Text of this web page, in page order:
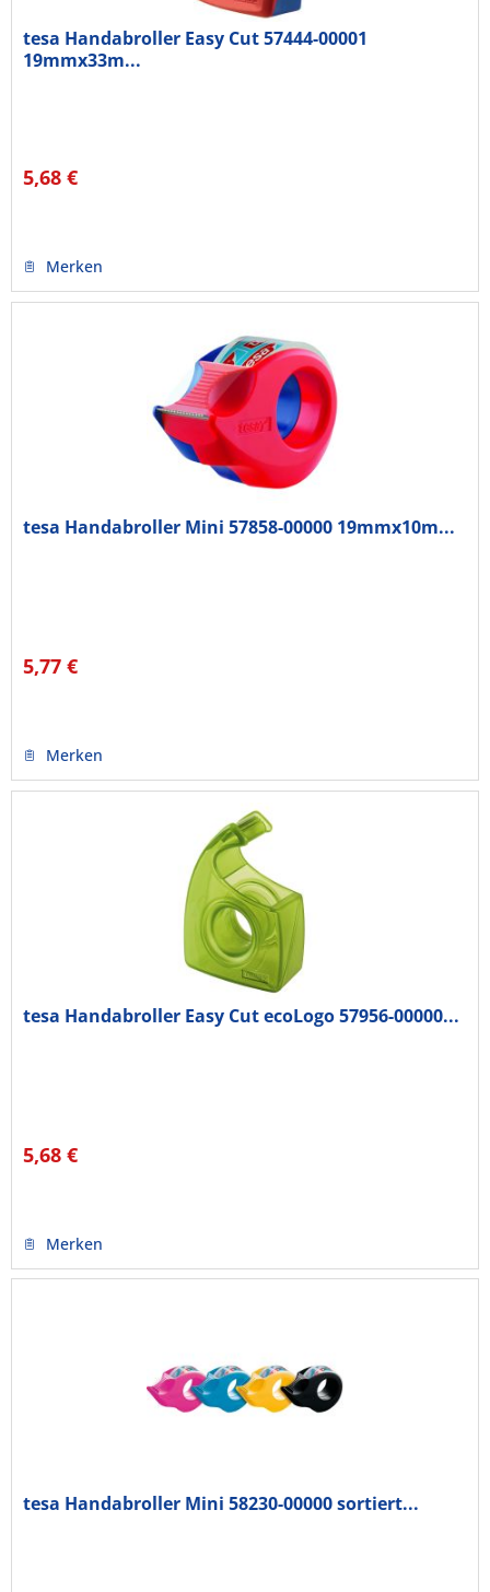
tesa Handabroller Easy Cut 57444-00001
19mmx33m...
5,68 €
Merken
tesa Handabroller Mini 57858-00000 19mmx10m...
5,77 €
Merken
tesa Handabroller Easy Cut ecoLogo 57956-00000...
5,68 €
Merken
tesa Handabroller Mini 58230-00000 sortiert...